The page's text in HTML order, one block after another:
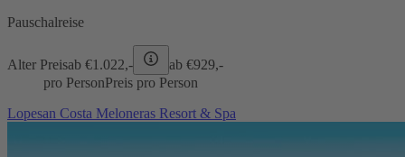
Pauschalreise
Alter Preisab €1.022,- ab €929,-
pro PersonPreis pro Person
Lopesan Costa Meloneras Resort & Spa